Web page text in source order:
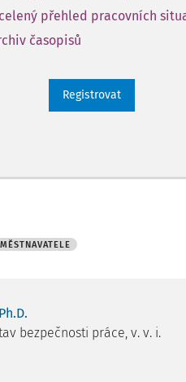
přehled pracovních
časopisů
Registrovat
bezpečnosti práce, v. v. i.